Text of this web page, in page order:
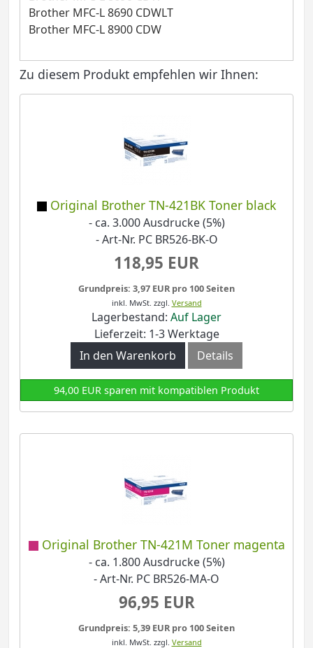
Brother MFC-L 8690 CDWLT
Brother MFC-L 8900 CDW
Zu diesem Produkt empfehlen wir Ihnen:
Original Brother TN-421BK Toner black
- ca. 3.000 Ausdrucke (5%)
- Art-Nr. PC BR526-BK-O
118,95 EUR
Grundpreis: 3,97 EUR pro 100 Seiten
inkl. MwSt. zzgl. Versand
Lagerbestand: Auf Lager
Lieferzeit: 1-3 Werktage
In den Warenkorb
Details
94,00 EUR sparen mit kompatiblen Produkt
Original Brother TN-421M Toner magenta
- ca. 1.800 Ausdrucke (5%)
- Art-Nr. PC BR526-MA-O
96,95 EUR
Grundpreis: 5,39 EUR pro 100 Seiten
inkl. MwSt. zzgl. Versand